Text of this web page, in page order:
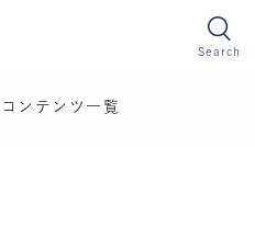
Search
コンテンツ一覧